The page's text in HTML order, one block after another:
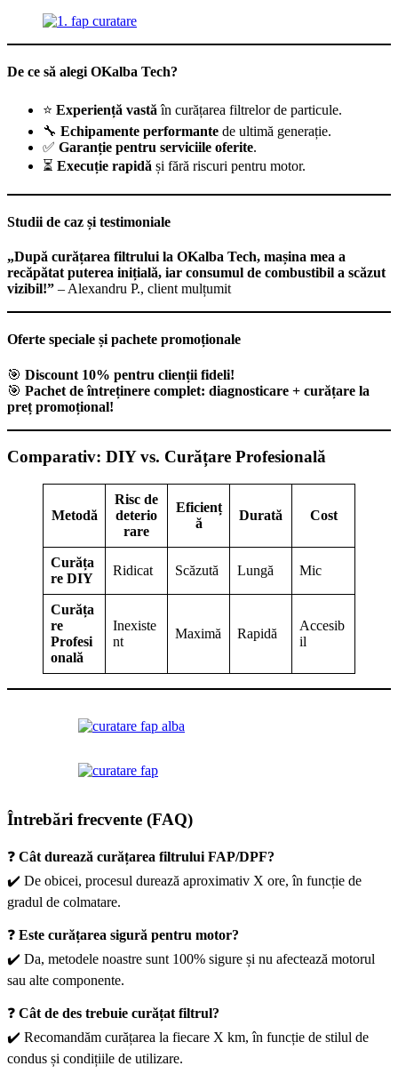
De ce să alegi OKalba Tech?
⭐ Experiență vastă în curățarea filtrelor de particule.
🔧 Echipamente performante de ultimă generație.
✅ Garanție pentru serviciile oferite.
⏳ Execuție rapidă și fără riscuri pentru motor.
Studii de caz și testimoniale
„După curățarea filtrului la OKalba Tech, mașina mea a
recăpătat puterea inițială, iar consumul de combustibil a scăzut
vizibil!” – Alexandru P., client mulțumit
Oferte speciale și pachete promoționale
🎯 Discount 10% pentru clienții fideli!
🎯 Pachet de întreținere complet: diagnosticare + curățare la
preț promoțional!
Comparativ: DIY vs. Curățare Profesională
Metodă
Risc de
deterio
rare
Eficienț
ă
Durată Cost
Curăța
re DIY
Ridicat Scăzută Lungă Mic
Curăța
re
Profesi
onală
Inexiste
nt
Maximă Rapidă
Accesib
il
Întrebări frecvente (FAQ)
❓ Cât durează curățarea filtrului FAP/DPF?
✔️ De obicei, procesul durează aproximativ X ore, în funcție de
gradul de colmatare.
❓ Este curățarea sigură pentru motor?
✔️ Da, metodele noastre sunt 100% sigure și nu afectează motorul
sau alte componente.
❓ Cât de des trebuie curățat filtrul?
✔️ Recomandăm curățarea la fiecare X km, în funcție de stilul de
condus și condițiile de utilizare.